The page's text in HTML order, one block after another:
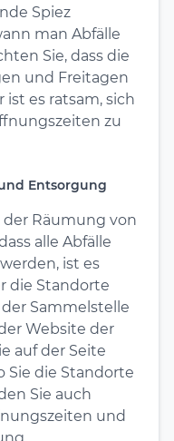
Spiez
man Abfälle
Sie, dass die
und Freitagen
es ratsam, sich
zu
Entsorgung
der Räumung von
alle Abfälle
ist es
die Standorte
Sammelstelle
Website der
auf der Seite
Sie die Standorte
Sie auch
und